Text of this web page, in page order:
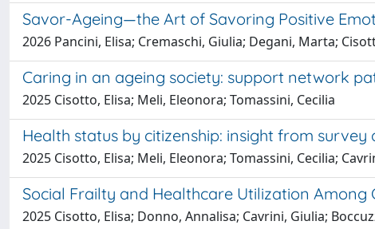
Savor-Ageing—the Art of Savoring Positive
2026 Pancini, Elisa; Cremaschi, Giulia; Degani, Marta;
Caring in an ageing society: support network
2025 Cisotto, Elisa; Meli, Eleonora; Tomassini, Cecilia
Health status by citizenship: insight from
2025 Cisotto, Elisa; Meli, Eleonora; Tomassini, Cecilia;
Social Frailty and Healthcare Utilization
2025 Cisotto, Elisa; Donno, Annalisa; Cavrini, Giulia;